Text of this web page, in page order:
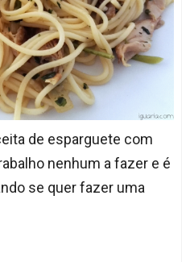
de esparguete com
nenhum a fazer e é
se quer fazer uma